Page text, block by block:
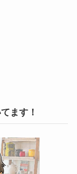
ます！